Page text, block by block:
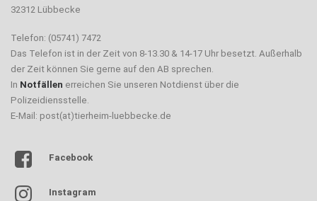
32312 Lübbecke
Telefon: (05741) 7472
Das Telefon ist in der Zeit von 8-13.30 & 14-17 Uhr besetzt. Außerhalb
der Zeit können Sie gerne auf den AB sprechen.
In Notfällen erreichen Sie unseren Notdienst über die
Polizeidiensstelle.
E-Mail: post(at)tierheim-luebbecke.de
Facebook
Instagram